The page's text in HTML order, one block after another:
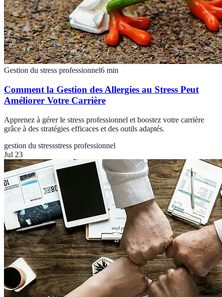
Gestion du stress professionnel6 min
Comment la Gestion des Allergies au Stress Peut
Améliorer Votre Carrière
Apprenez à gérer le stress professionnel et boostez votre carrière
grâce à des stratégies efficaces et des outils adaptés.
gestion du stressstress professionnel
Jul 23